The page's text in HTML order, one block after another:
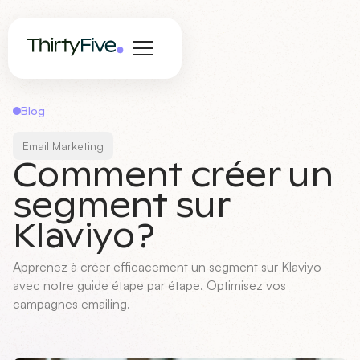
Blog
Email Marketing
Comment créer un
segment sur
Klaviyo ?
Apprenez à créer efficacement un segment sur Klaviyo
avec notre guide étape par étape. Optimisez vos
campagnes emailing.